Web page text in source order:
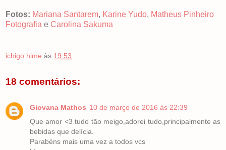
Fotos: Mariana Santarem, Karine Yudo, Matheus Pinheiro
Fotografia e Carolina Sakuma
ichigo hime às 19:53
18 comentários:
Giovana Mathos 10 de março de 2016 às 22:39
Que amor <3 tudo tão meigo,adorei tudo,principalmente as
bebidas que delícia.
Parabéns mais uma vez a todos vcs